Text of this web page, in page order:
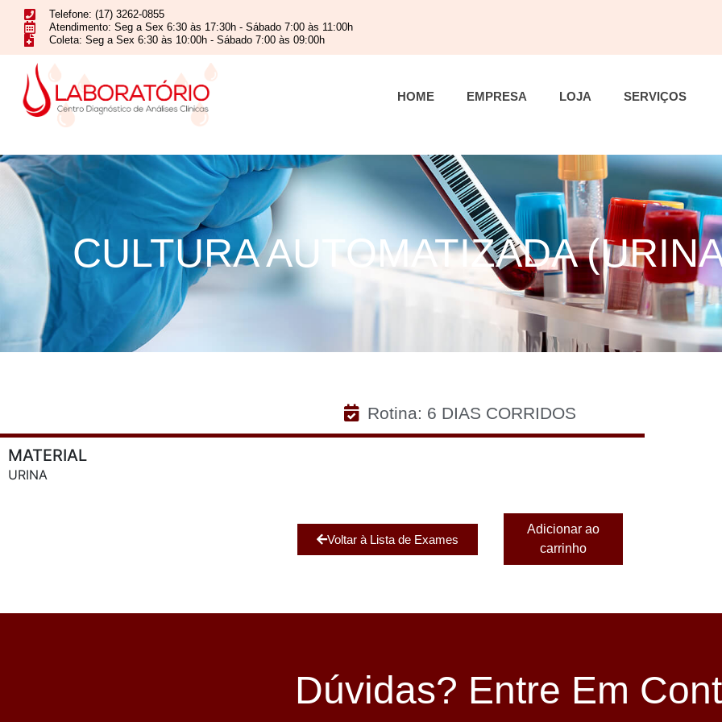
Telefone: (17) 3262-0855
Atendimento: Seg a Sex 6:30 às 17:30h - Sábado 7:00 às 11:00h
Coleta: Seg a Sex 6:30 às 10:00h - Sábado 7:00 às 09:00h
HOME EMPRESA LOJA SERVIÇOS
CULTURA AUTOMATIZADA
Rotina: 6 DIAS CORRIDOS
MATERIAL
URINA
Voltar à Lista de Exames
Adicionar ao
carrinho
Dúvidas? Entre Em